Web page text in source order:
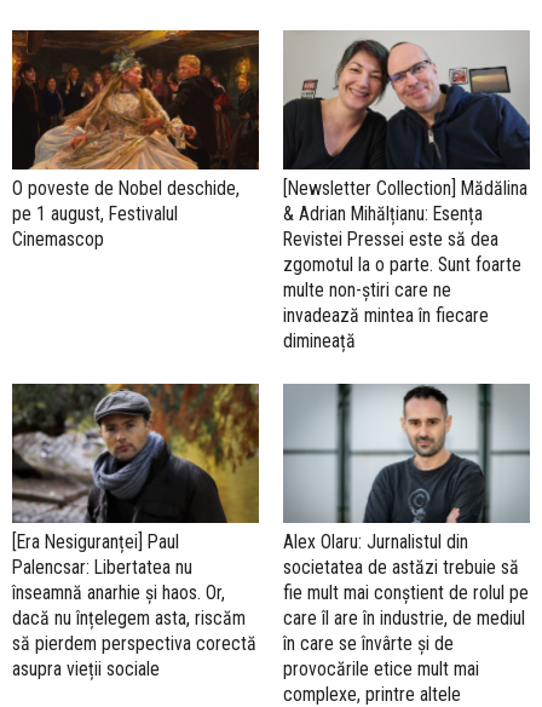
O poveste de Nobel deschide,
pe 1 august, Festivalul
Cinemascop
[Newsletter Collection] Mădălina
& Adrian Mihălțianu: Esența
Revistei Pressei este să dea
zgomotul la o parte. Sunt foarte
multe non-știri care ne
invadează mintea în fiecare
dimineață
[Era Nesiguranței] Paul
Palencsar: Libertatea nu
înseamnă anarhie și haos. Or,
dacă nu înțelegem asta, riscăm
să pierdem perspectiva corectă
asupra vieții sociale
Alex Olaru: Jurnalistul din
societatea de astăzi trebuie să
fie mult mai conștient de rolul pe
care îl are în industrie, de mediul
în care se învârte și de
provocările etice mult mai
complexe, printre altele